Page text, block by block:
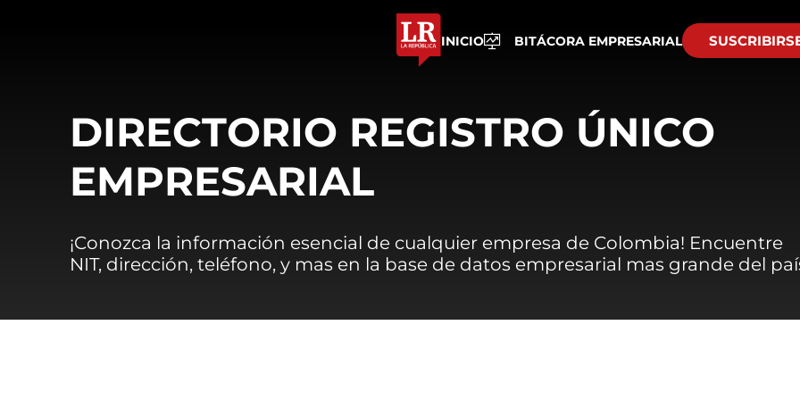
INICIO BITÁCORA EMPRESARIAL
DIRECTORIO REGISTRO ÚNICO
EMPRESARIAL
¡Conozca la información esencial de cualquier empresa de Colombia! Encuentre
NIT, dirección, teléfono, y mas en la base de datos empresarial mas grande del